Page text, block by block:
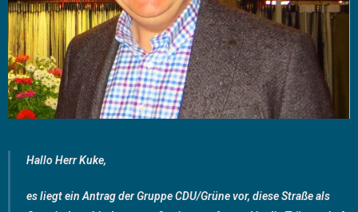
Hallo Herr Kuke,
es liegt ein Antrag der Gruppe CDU/Grüne vor, diese Straße als